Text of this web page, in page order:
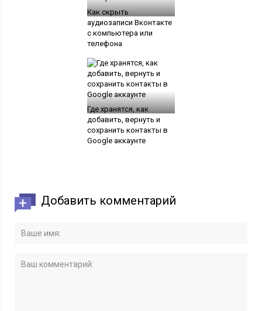
Как скрыть
аудиозаписи Вконтакте
с компьютера или
телефона
Где хранятся, как
добавить, вернуть и
сохранить контакты в
Google аккаунте
Добавить комментарий